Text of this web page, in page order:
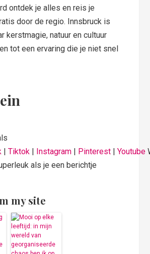
ontdek je alles en reis je
door de regio. Innsbruck is
kerstmagie, natuur en cultuur
tot een ervaring die je niet snel
|Tiktok Instagram Pinterest |Youtube
als je een berichtje
my site